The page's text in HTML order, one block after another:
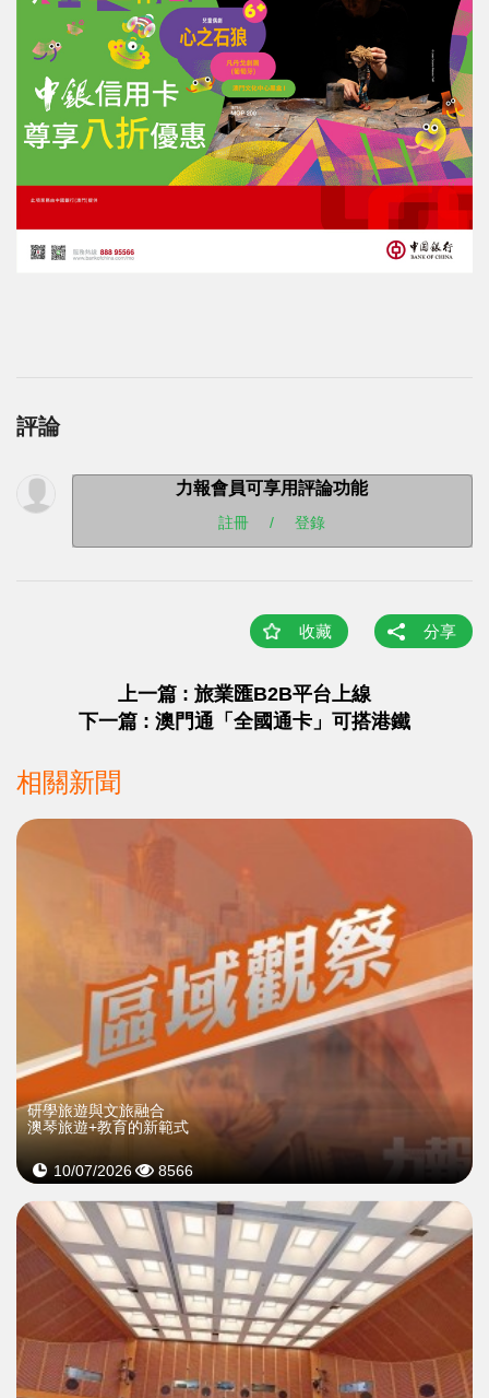
評論
力報會員可享用評論功能
註冊 / 登錄
收藏 分享
上一篇 : 旅業匯B2B平台上線
下一篇 : 澳門通「全國通卡」可搭港鐵
相關新聞
研學旅遊與文旅融合
澳琴旅遊+教育的新範式
10/07/2026 8566